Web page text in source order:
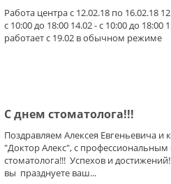
Работа центра с 12.02.18 по 16.02.18
с 10:00 до 18:00 14.02 - с 10:00 до 18:00
работает с 19.02 в обычном режиме
С днем стоматолога!!!
Поздравляем Алексея Евгеньевича и
"Доктор Алекс", с
стоматолога!!! Успехов и
вы празднуете ваш...